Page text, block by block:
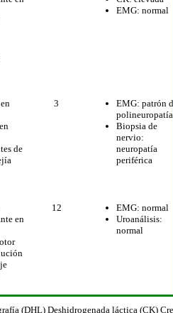
EMG: normal
de
3
EMG: patrón
polineuropatía
Biopsia de
nervio:
neuropatía
periférica
en
12
EMG: normal
Uroanálisis:
normal
(DHL) Deshidrogenada láctica (CK)